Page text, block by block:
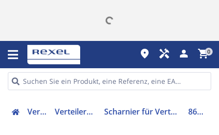
place handyman person shopping_cart0
Verteiler Verteilerzubehör Scharnier für Verteilersysteme 8618330